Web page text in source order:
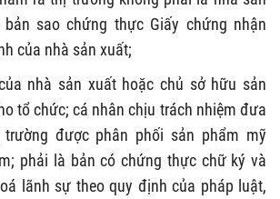
sao chứng thực Giấy chứng nhận
của nhà sản xuất;
nhà sản xuất hoặc chủ sở hữu sản
tổ chức; cá nhân chịu trách nhiệm đưa
được phân phối sản phẩm mỹ
phải là bản có chứng thực chữ ký và
lãnh sự theo quy định của pháp luật,